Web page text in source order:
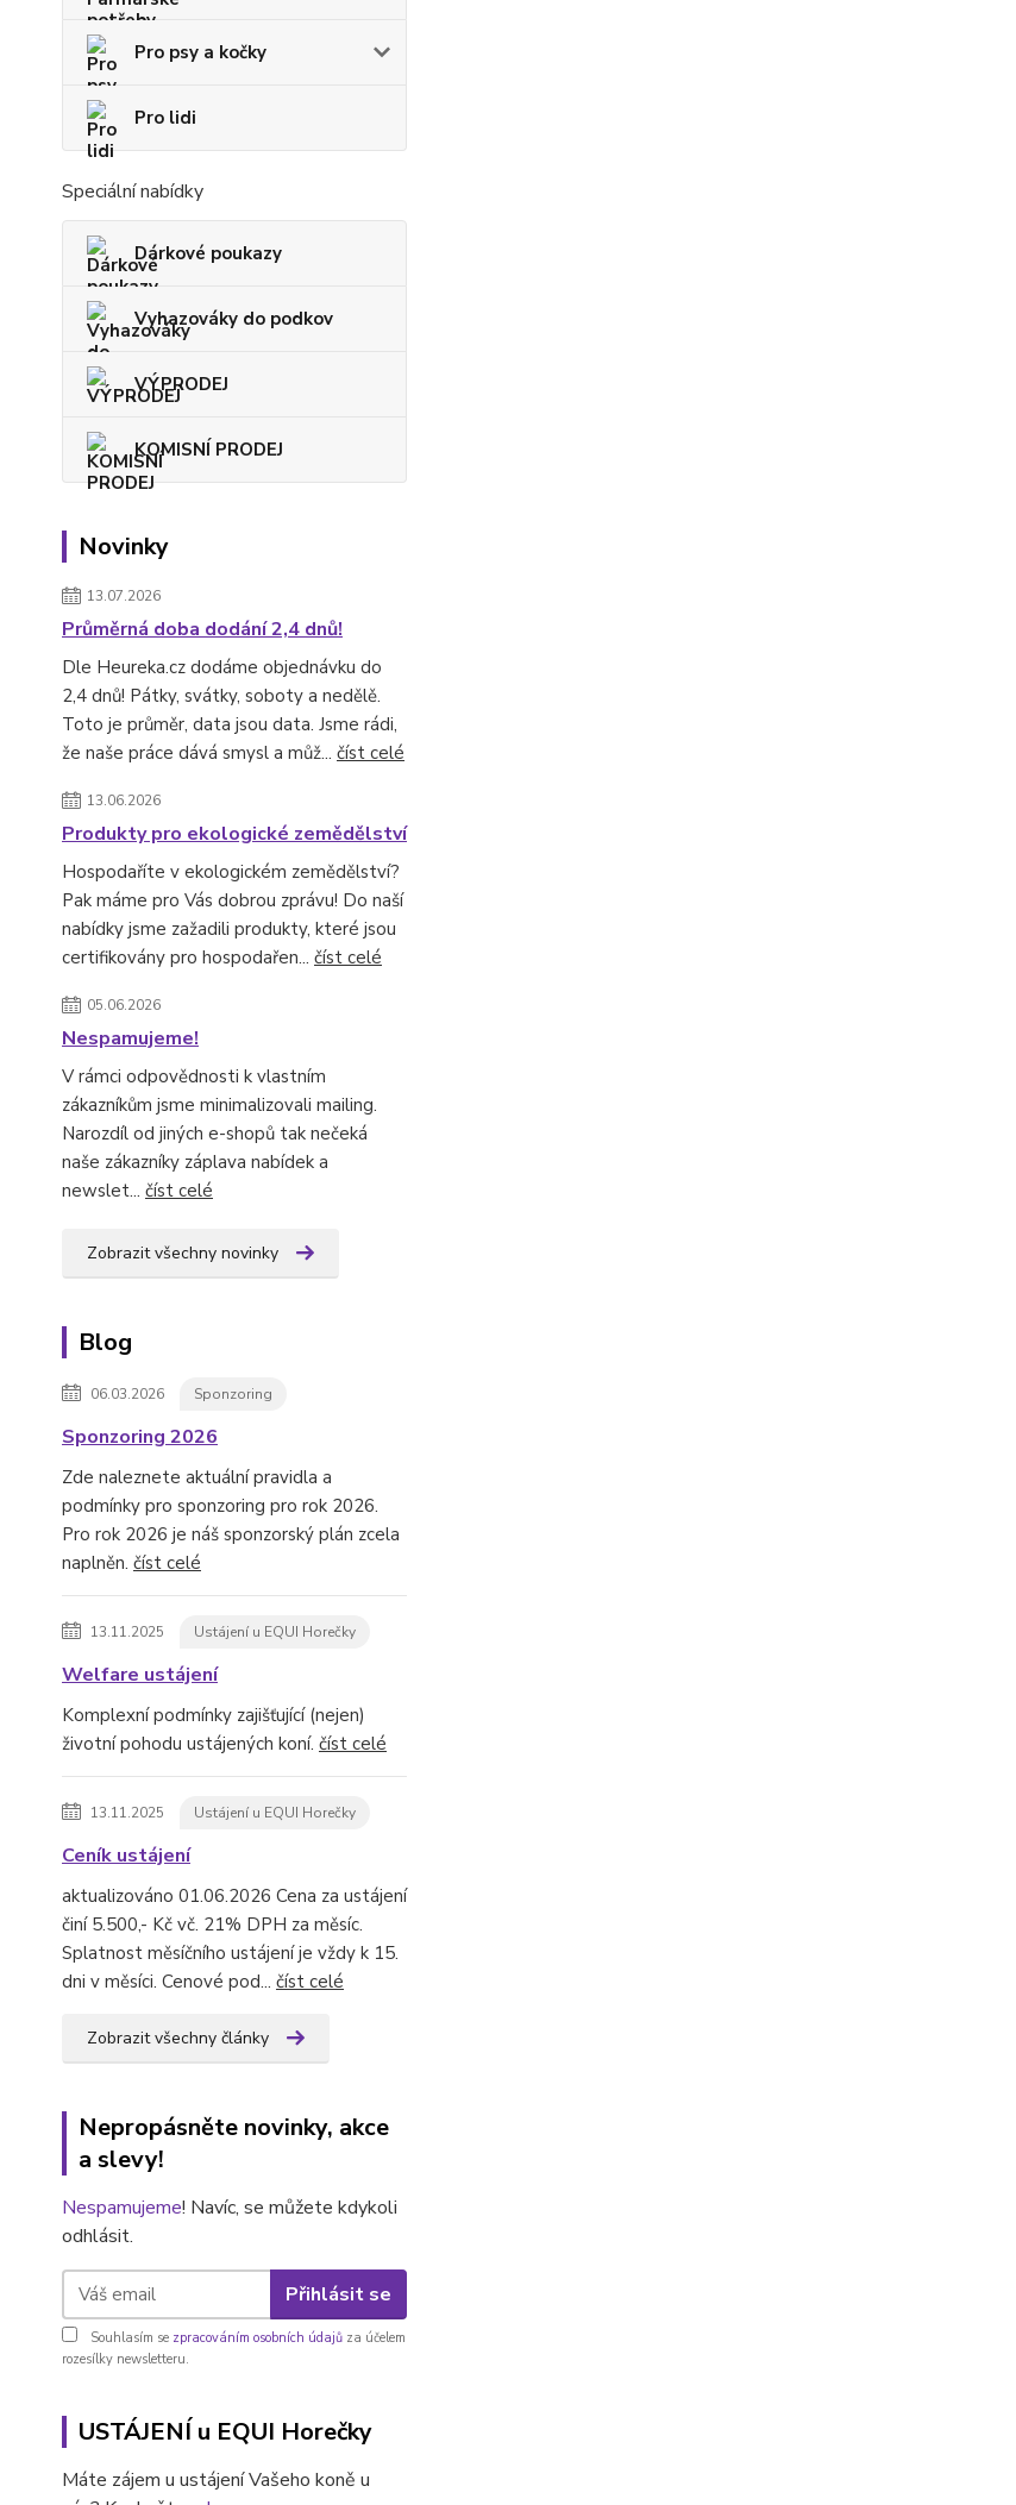
Pro psy a kočky
Pro lidi
Speciální nabídky
Dárkové poukazy
Vyhazováky do podkov
VÝPRODEJ
KOMISNÍ PRODEJ
Novinky
13.07.2026
Průměrná doba dodání 2,4 dnů!
Dle Heureka.cz dodáme objednávku do
2,4 dnů! Pátky, svátky, soboty a nedělě.
Toto je průměr, data jsou data. Jsme rádi,
že naše práce dává smysl a můž... číst celé
13.06.2026
Produkty pro ekologické zemědělství
Hospodaříte v ekologickém zemědělství?
Pak máme pro Vás dobrou zprávu! Do naší
nabídky jsme zažadili produkty, které jsou
certifikovány pro hospodařen... číst celé
05.06.2026
Nespamujeme!
V rámci odpovědnosti k vlastním
zákazníkům jsme minimalizovali mailing.
Narozdíl od jiných e-shopů tak nečeká
naše zákazníky záplava nabídek a
newslet... číst celé
Zobrazit všechny novinky
Blog
06.03.2026 Sponzoring
Sponzoring 2026
Zde naleznete aktuální pravidla a
podmínky pro sponzoring pro rok 2026.
Pro rok 2026 je náš sponzorský plán zcela
naplněn. číst celé
13.11.2025 Ustájení u EQUI Horečky
Welfare ustájení
Komplexní podmínky zajišťující (nejen)
životní pohodu ustájených koní. číst celé
13.11.2025 Ustájení u EQUI Horečky
Ceník ustájení
aktualizováno 01.06.2026 Cena za ustájení
činí 5.500,- Kč vč. 21% DPH za měsíc.
Splatnost měsíčního ustájení je vždy k 15.
dni v měsíci. Cenové pod... číst celé
Zobrazit všechny články
Nepropásněte novinky, akce
a slevy!
Nespamujeme! Navíc, se můžete kdykoli
odhlásit.
Přihlásit se
Souhlasím se zpracováním osobních údajů za účelem
rozesílky newsletteru.
USTÁJENÍ u EQUI Horečky
Máte zájem u ustájení Vašeho koně u